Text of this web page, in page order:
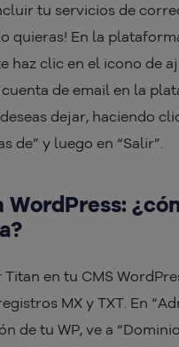
tu servicios de
quieras! En la
haz clic en el icono de
de email en la
dejar, haciendo
de” y luego en “Salir”.
WordPress:
en tu CMS
MX y TXT. En
de tu WP, ve a